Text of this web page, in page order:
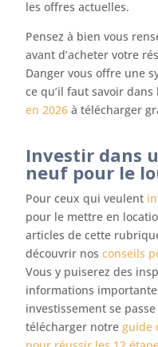
les offres actuelles.
Pensez à bien vous
avant d’acheter votre
Danger vous offre une
ce qu’il faut savoir
en 2026 à télécharger
Investir dans
neuf pour le
Pour ceux qui veulent
pour le mettre en
articles de cette
découvrir nosconseils
Vous y puiserez des
informations
investissement se
télécharger notreguide